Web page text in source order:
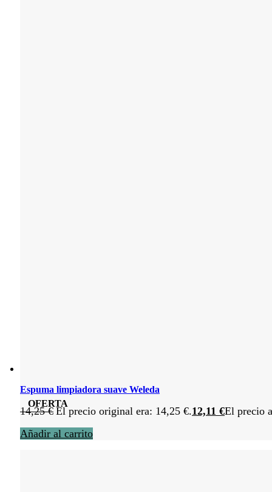
OFERTA
Espuma limpiadora suave Weleda
14,25€ El precio original era: 14,25 €.12,11 €El precio
Añadir al carrito